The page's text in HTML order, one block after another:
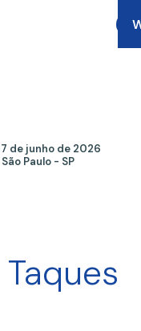
de junho de 2026
São Paulo - SP